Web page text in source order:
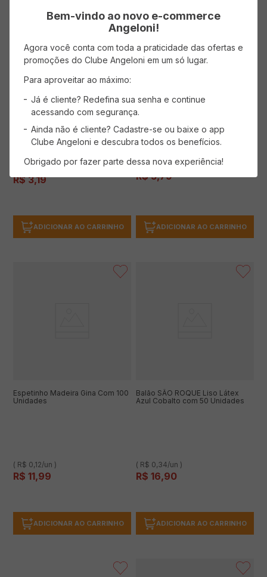
Vela FESTCOLOR Puro Glitter
Parafina e Cera Rosé Gold N8
( R$ 3,19/un )
R$ 3,19
ADICIONAR AO CARRINHO
Dourada
( R$ 3,79/un )
R$ 3,79
ADICIONAR AO CARRINHO
Espetinho Madeira Gina Com 100
Unidades
( R$ 0,12/un )
R$ 11,99
ADICIONAR AO CARRINHO
Balão SÃO ROQUE Liso Látex
Azul Cobalto com 50 Unidades
( R$ 0,34/un )
R$ 16,90
ADICIONAR AO CARRINHO
Bem-vindo ao novo e-commerce
Angeloni!
Agora você conta com toda a praticidade das ofertas e
promoções do Clube Angeloni em um só lugar.
Para aproveitar ao máximo:
Já é cliente? Redefina sua senha e continue
acessando com segurança.
Ainda não é cliente? Cadastre-se ou baixe o app
Clube Angeloni e descubra todos os benefícios.
Obrigado por fazer parte dessa nova experiência!